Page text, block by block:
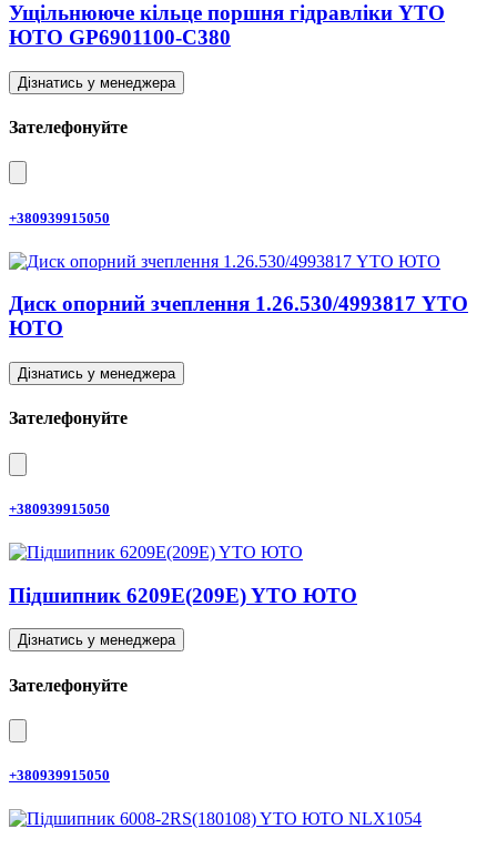
Ущільнююче кільце поршня гідравліки YTO
ЮТО GP6901100-C380
Дізнатись у менеджера
Зателефонуйте
+380939915050
Диск опорний зчеплення 1.26.530/4993817 YTO
ЮТО
Дізнатись у менеджера
Зателефонуйте
+380939915050
Підшипник 6209E(209E) YTO ЮТО
Дізнатись у менеджера
Зателефонуйте
+380939915050